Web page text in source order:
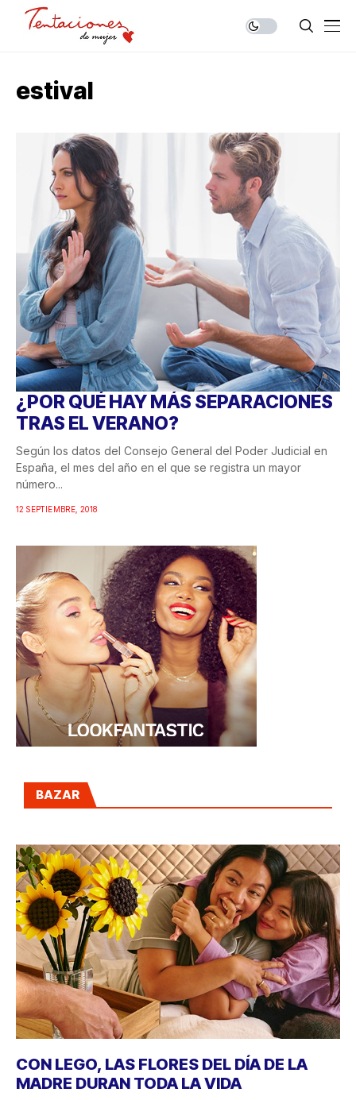
estival
¿POR QUÉ HAY MÁS SEPARACIONES
TRAS EL VERANO?
Según los datos del Consejo General del Poder Judicial en
España, el mes del año en el que se registra un mayor
número...
12 SEPTIEMBRE, 2018
BAZAR
CON LEGO, LAS FLORES DEL DÍA DE LA
MADRE DURAN TODA LA VIDA